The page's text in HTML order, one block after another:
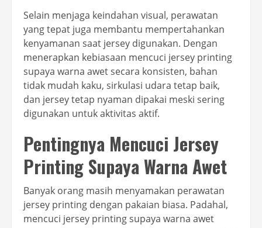
Selain menjaga keindahan visual, perawatan
yang tepat juga membantu mempertahankan
kenyamanan saat jersey digunakan. Dengan
menerapkan kebiasaan mencuci jersey printing
supaya warna awet secara konsisten, bahan
tidak mudah kaku, sirkulasi udara tetap baik,
dan jersey tetap nyaman dipakai meski sering
digunakan untuk aktivitas aktif.
Pentingnya Mencuci Jersey
Printing Supaya Warna Awet
Banyak orang masih menyamakan perawatan
jersey printing dengan pakaian biasa. Padahal,
mencuci jersey printing supaya warna awet